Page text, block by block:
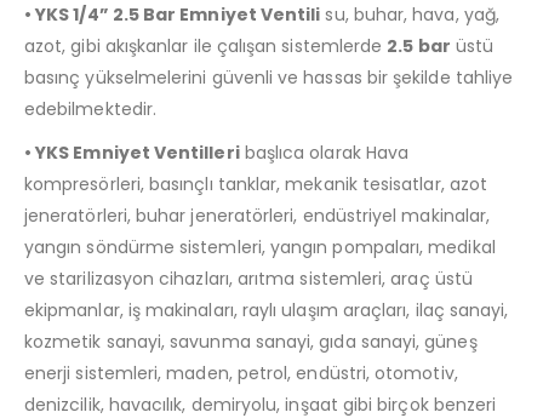
• YKS 1/4” 2.5 Bar Emniyet Ventili su, buhar, hava, yağ,
azot, gibi akışkanlar ile çalışan sistemlerde 2.5 bar üstü
basınç yükselmelerini güvenli ve hassas bir şekilde tahliye
edebilmektedir.
• YKS Emniyet Ventilleribaşlıca olarak Hava
kompresörleri, basınçlı tanklar, mekanik tesisatlar, azot
jeneratörleri, buhar jeneratörleri, endüstriyel makinalar,
yangın söndürme sistemleri, yangın pompaları, medikal
ve starilizasyon cihazları, arıtma sistemleri, araç üstü
ekipmanlar, iş makinaları, raylı ulaşım araçları, ilaç sanayi,
kozmetik sanayi, savunma sanayi, gıda sanayi, güneş
enerji sistemleri, maden, petrol, endüstri, otomotiv,
denizcilik, havacılık, demiryolu, inşaat gibi birçok benzeri